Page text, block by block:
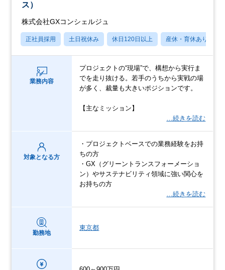
ス）
株式会社GXコンシェルジュ
正社員採用 土日祝休み 休日120日以上 産休・育休あり
業務内容
プロジェクトの“現場”で、構想から実行ま
でを走り抜ける。若手のうちから実戦の場
が多く、裁量も大きいポジションです。
【主なミッション】
…続きを読む
対象となる方
・プロジェクトベースでの業務経験をお持
ちの方
・GX（グリーントランスフォーメーショ
ン）やサステナビリティ領域に強い関心を
お持ちの方
…続きを読む
勤務地
東京都